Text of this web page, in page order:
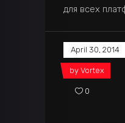
для всех
April 30, 2014
by Vortex
0